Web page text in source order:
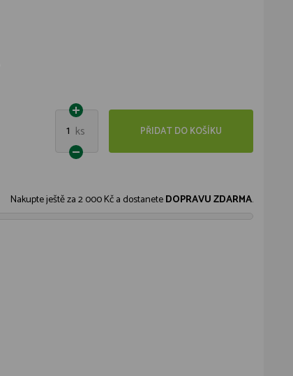
1 ks PŘIDAT DO KOŠÍKU
Nakupte ještě za2 000 Kča dostaneteDOPRAVU ZDARMA.